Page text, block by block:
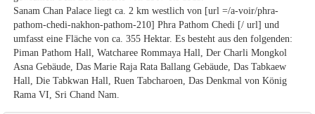
Sanam Chan Palace liegt ca. 2 km westlich von [url =/a-voir/phra-
pathom-chedi-nakhon-pathom-210] Phra Pathom Chedi [/ url] und
umfasst eine Fläche von ca. 355 Hektar. Es besteht aus den folgenden:
Piman Pathom Hall, Watcharee Rommaya Hall, Der Charli Mongkol
Asna Gebäude, Das Marie Raja Rata Ballang Gebäude, Das Tabkaew
Hall, Die Tabkwan Hall, Ruen Tabcharoen, Das Denkmal von König
Rama VI, Sri Chand Nam.